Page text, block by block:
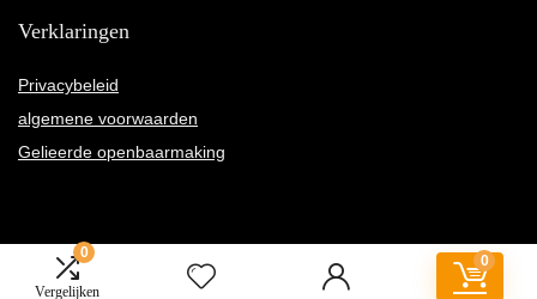
0
Vergelijken
0
Verklaringen
Privacybeleid
algemene voorwaarden
Gelieerde openbaarmaking
2022 © Mrs-marsha.nl Alle rechten voorbehouden